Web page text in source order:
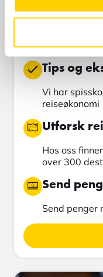
Kjøp
Hos FOREX
forskjellige
Tips og
Vi har
reiseøkonomi
Utforsk
Hos oss
over 300
Send
Send penger